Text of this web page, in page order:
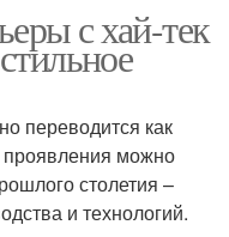
с хай-тек
переводится как
проявления можно
столетия –
и технологий.